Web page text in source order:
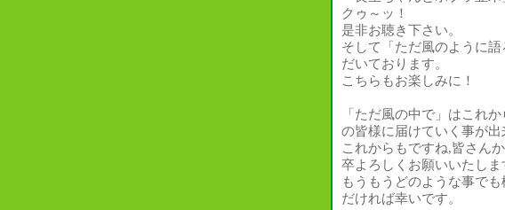
クゥ～ッ！
是非お聴き下さい。
そして「ただ風のように
だいております。
こちらもお楽しみに！
「ただ風の中で」はこれ
の皆様に届けていく事が出
これからもですね,皆さん
卒よろしくお願いいたしま
もうもうどのような事で
だければ幸いです。